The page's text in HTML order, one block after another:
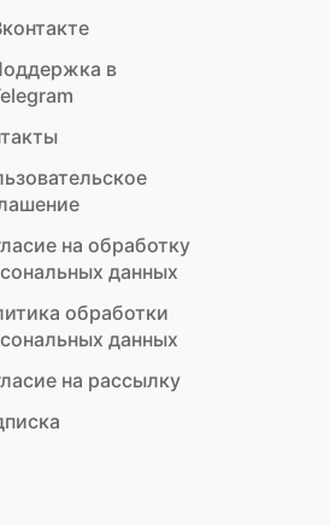
в
на обработку
данных
обработки
данных
на рассылку